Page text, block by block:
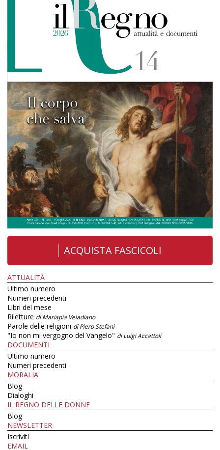
ACQUISTA FASCICOLI
ATTUALITÀ
Ultimo numero
Numeri precedenti
Libri del mese
Riletture di Mariapia Veladiano
Parole delle religioni di Piero Stefani
"Io non mi vergogno del Vangelo" di Luigi Accattoli
DOCUMENTI
Ultimo numero
Numeri precedenti
MORALIA
Blog
Dialoghi
IL REGNO DELLE DONNE
Blog
NEWSLETTER
Iscriviti
EMAIL